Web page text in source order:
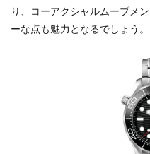
り、コーアクシャルムーブメ
ーな点も魅力となるでしょう。